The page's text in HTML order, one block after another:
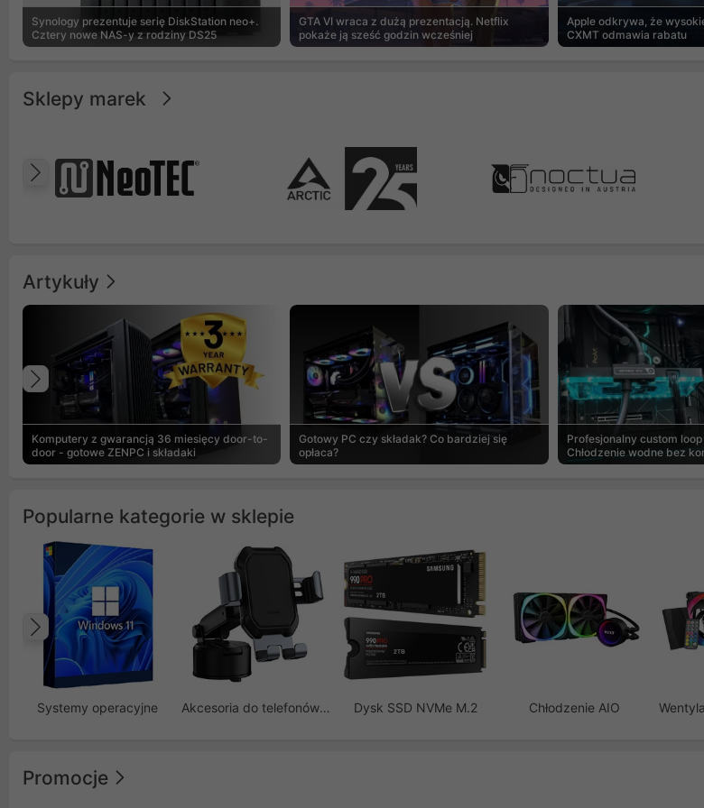
Synology prezentuje serię DiskStation neo+.
Cztery nowe NAS-y z rodziny DS25
GTA VI wraca z dużą prezentacją. Netflix
pokaże ją sześć godzin wcześniej
Apple odkrywa, że
CXMT odmawia rabatu
Sklepy marek
Poprzedni
Artykuły
Komputery z gwarancją 36 miesięcy door-to-
door - gotowe ZENPC i składaki
Gotowy PC czy składak? Co bardziej się
opłaca?
Profesjonalny custom
Chłodzenie wodne bez
Poprzedni
Popularne kategorie w sklepie
Systemy operacyjne Akcesoria do telefonów GSM Dysk SSD NVMe M.2 Chłodzenie AIO
Poprzedni
Promocje